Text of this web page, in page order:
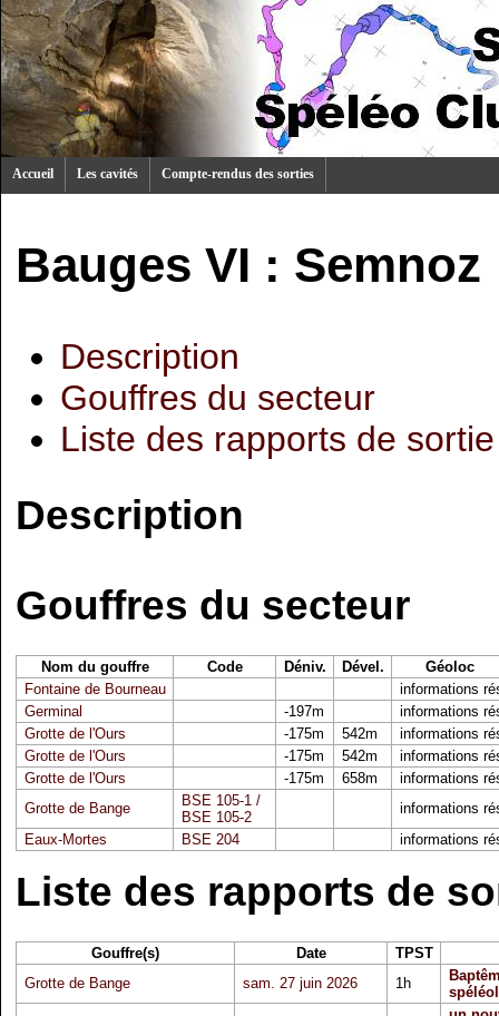
Accueil Les cavités Compte-rendus des sorties
Bauges VI : Semnoz
Description
Gouffres du secteur
Liste des rapports de
Description
Gouffres du secteur
Nom du gouffre Code Déniv. Dével.
Géoloc
Fontaine de Bourneau
informations
Germinal
-197m
informations
Grotte de l'Ours
-175m 542m
informations
Grotte de l'Ours
-175m 542m
informations
Grotte de l'Ours
-175m 658m
informations
Grotte de Bange
BSE 105-1 /
BSE 105-2
informations
Eaux-Mortes
BSE 204 informations
Liste des rapports de
Gouffre(s) Date
TPST
Grotte de Bange
sam. 27 juin 2026 1h